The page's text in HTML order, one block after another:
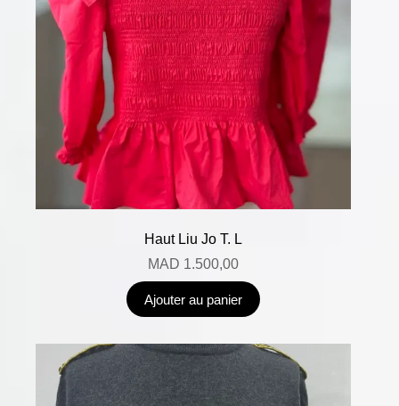
Haut Liu Jo T. L
MAD 1.500,00
Ajouter au panier